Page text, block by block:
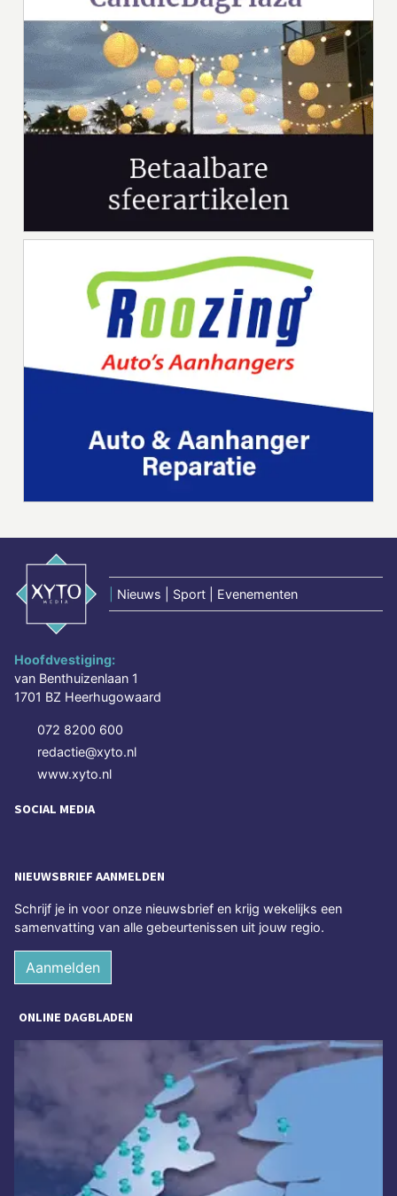
Nieuws | Sport | Evenementen
Hoofdvestiging:
van Benthuizenlaan 1
1701 BZ Heerhugowaard
072 8200 600
redactie@xyto.nl
www.xyto.nl
SOCIAL MEDIA
NIEUWSBRIEF AANMELDEN
Schrijf je in voor onze nieuwsbrief en krijg wekelijks een
samenvatting van alle gebeurtenissen uit jouw regio.
Aanmelden
ONLINE DAGBLADEN